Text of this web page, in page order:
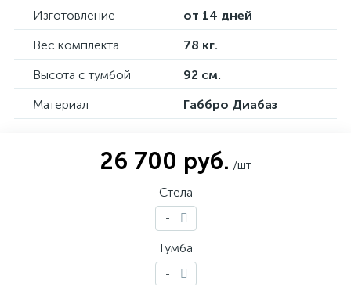
Изготовление от 14 дней
Вес комплекта 78 кг.
Высота с тумбой 92 см.
Материал Габбро Диабаз
26 700 руб. /шт
Стела
-
Тумба
-